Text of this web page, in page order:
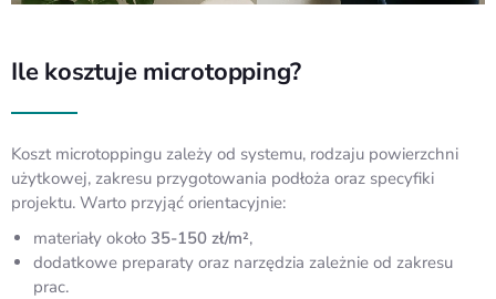
Ile kosztuje microtopping?
Koszt microtoppingu zależy od systemu, rodzaju powierzchni
użytkowej, zakresu przygotowania podłoża oraz specyfiki
projektu. Warto przyjąć orientacyjnie:
materiały około 35-150 zł/m²,
dodatkowe preparaty oraz narzędzia zależnie od zakresu
prac.